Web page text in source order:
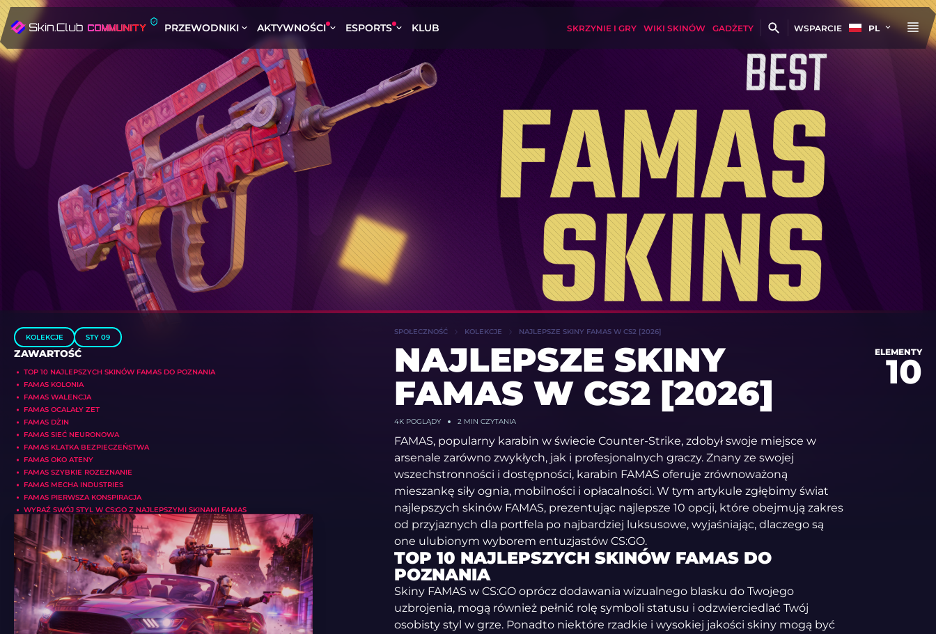
PRZEWODNIKI AKTYWNOŚCI ESPORTS KLUB SKRZYNIE I GRY WIKI SKINÓW GADŻETY WSPARCIE PL
KOLEKCJE STY 09
ZAWARTOŚĆ
TOP 10 NAJLEPSZYCH SKINÓW FAMAS DO POZNANIA
FAMAS KOLONIA
FAMAS WALENCJA
FAMAS OCALAŁY ZET
FAMAS DŻIN
FAMAS SIEĆ NEURONOWA
FAMAS KLATKA BEZPIECZEŃSTWA
FAMAS OKO ATENY
FAMAS SZYBKIE ROZEZNANIE
FAMAS MECHA INDUSTRIES
FAMAS PIERWSZA KONSPIRACJA
WYRAŹ SWÓJ STYL W CS:GO Z NAJLEPSZYMI SKINAMI FAMAS
SPOŁECZNOŚĆ KOLEKCJE NAJLEPSZE SKINY FAMAS W CS2 [2026]
NAJLEPSZE SKINY
FAMAS W CS2 [2026]
ELEMENTY
10
4KPOGLĄDY 2 MIN CZYTANIA
FAMAS, popularny karabin w świecie Counter-Strike, zdobył swoje miejsce w
arsenale zarówno zwykłych, jak i profesjonalnych graczy. Znany ze swojej
wszechstronności i dostępności, karabin FAMAS oferuje zrównoważoną
mieszankę siły ognia, mobilności i opłacalności. W tym artykule zgłębimy świat
najlepszych skinów FAMAS, prezentując najlepsze 10 opcji, które obejmują zakres
od przyjaznych dla portfela po najbardziej luksusowe, wyjaśniając, dlaczego są
one ulubionym wyborem entuzjastów CS:GO.
TOP 10 NAJLEPSZYCH SKINÓW FAMAS DO
POZNANIA
Skiny FAMAS w CS:GO oprócz dodawania wizualnego blasku do Twojego
uzbrojenia, mogą również pełnić rolę symboli statusu i odzwierciedlać Twój
osobisty styl w grze. Ponadto niektóre rzadkie i wysokiej jakości skiny mogą być